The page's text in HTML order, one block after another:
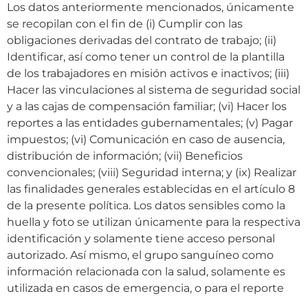
Los datos anteriormente mencionados, únicamente
se recopilan con el fin de (i) Cumplir con las
obligaciones derivadas del contrato de trabajo; (ii)
Identificar, así como tener un control de la plantilla
de los trabajadores en misión activos e inactivos; (iii)
Hacer las vinculaciones al sistema de seguridad social
y a las cajas de compensación familiar; (vi) Hacer los
reportes a las entidades gubernamentales; (v) Pagar
impuestos; (vi) Comunicación en caso de ausencia,
distribución de información; (vii) Beneficios
convencionales; (viii) Seguridad interna; y (ix) Realizar
las finalidades generales establecidas en el artículo 8
de la presente política. Los datos sensibles como la
huella y foto se utilizan únicamente para la respectiva
identificación y solamente tiene acceso personal
autorizado. Así mismo, el grupo sanguíneo como
información relacionada con la salud, solamente es
utilizada en casos de emergencia, o para el reporte